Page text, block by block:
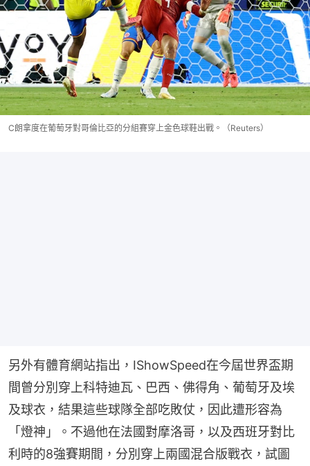
C朗拿度在葡萄牙對哥倫比亞的分組賽穿上金色球鞋出戰。（Reuters）
另外有體育網站指出，IShowSpeed在今屆世界盃期
間曾分別穿上科特迪瓦、巴西、佛得角、葡萄牙及埃
及球衣，結果這些球隊全部吃敗仗，因此遭形容為
「燈神」。不過他在法國對摩洛哥，以及西班牙對比
利時的8強賽期間，分別穿上兩國混合版戰衣，試圖